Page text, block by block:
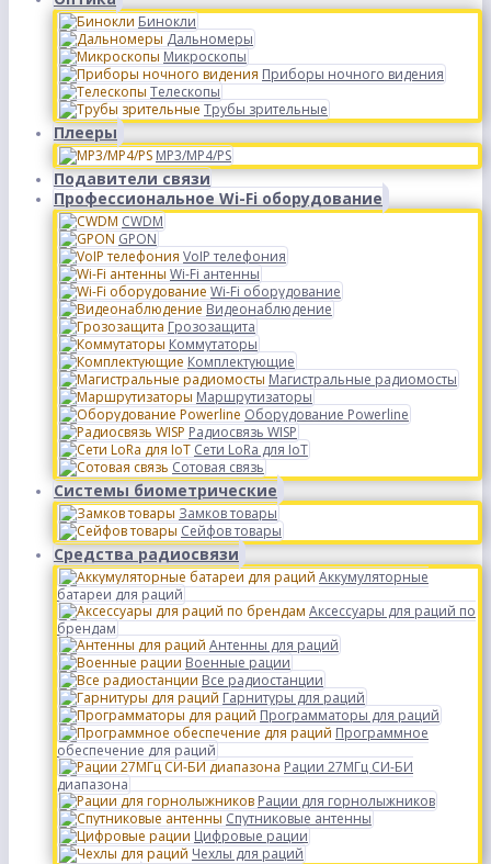
Бинокли
Дальномеры
Микроскопы
Приборы ночного видения
Телескопы
Трубы зрительные
Плееры
MP3/MP4/PS
Подавители связи
Профессиональное Wi-Fi оборудование
CWDM
GPON
VoIP телефония
Wi-Fi антенны
Wi-Fi оборудование
Видеонаблюдение
Грозозащита
Коммутаторы
Комплектующие
Магистральные радиомосты
Маршрутизаторы
Оборудование Powerline
Радиосвязь WISP
Сети LoRa для IoT
Сотовая связь
Системы биометрические
Замков товары
Сейфов товары
Средства радиосвязи
Аккумуляторные
батареи для раций
Аксессуары для раций по
брендам
Антенны для раций
Военные рации
Все радиостанции
Гарнитуры для раций
Программаторы для раций
Программное
обеспечение для раций
Рации 27МГц СИ-БИ
диапазона
Рации для горнолыжников
Спутниковые антенны
Цифровые рации
Чехлы для раций